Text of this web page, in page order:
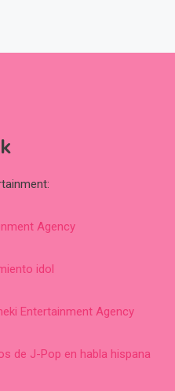
Agency
idol
Entertainment Agency
de J-Pop en habla hispana